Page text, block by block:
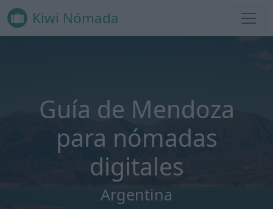
Kiwi Nómada
Guía de Mendoza
para nómadas
digitales
Argentina